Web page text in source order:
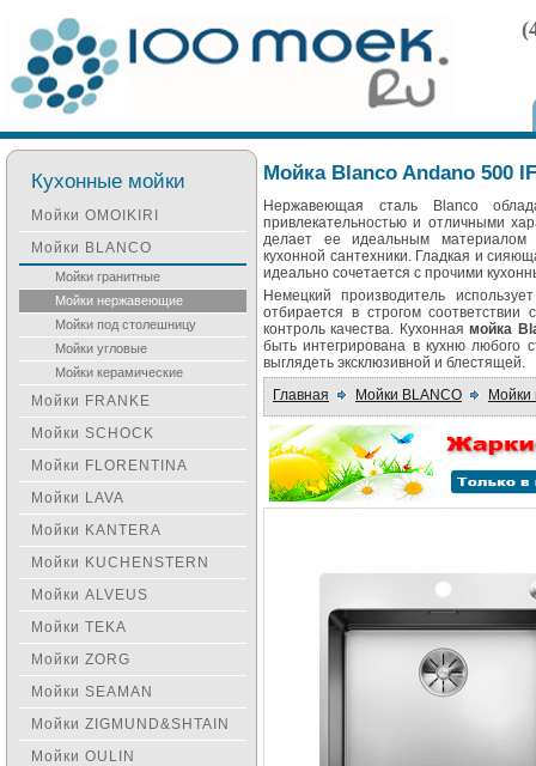
Мойка Blanco Andano 500
Нержавеющая сталь Blanco
привлекательностью и отличными
делает ее идеальным материалом
кухонной сантехники. Гладкая и
идеально сочетается с прочими
Немецкий производитель
отбирается в строгом
контроль качества. Кухоннаямойка
быть интегрирована в кухню любого
выглядеть эксклюзивной и блестящей.
Главная
Мойки BLANCO
Кухонные мойки
Мойки OMOIKIRI
Мойки BLANCO
Мойки гранитные
Мойки нержавеющие
Мойки под столешницу
Мойки угловые
Мойки керамические
Мойки FRANKE
Мойки SCHOCK
Мойки FLORENTINA
Мойки LAVA
Мойки KANTERA
Мойки KUCHENSTERN
Мойки ALVEUS
Мойки TEKA
Мойки ZORG
Мойки SEAMAN
Мойки ZIGMUND&SHTAIN
Мойки OULIN